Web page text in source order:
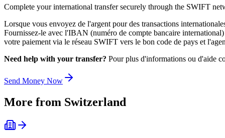
Complete your international transfer securely through the SWIFT
Lorsque vous envoyez de l'argent pour des transactions
Fournissez-le avec l'IBAN (numéro de compte bancaire
votre paiement via le réseau SWIFT vers le bon code de pays et
Need help with your transfer? Pour plus d'informations ou d'aide
Send Money Now
More from Switzerland